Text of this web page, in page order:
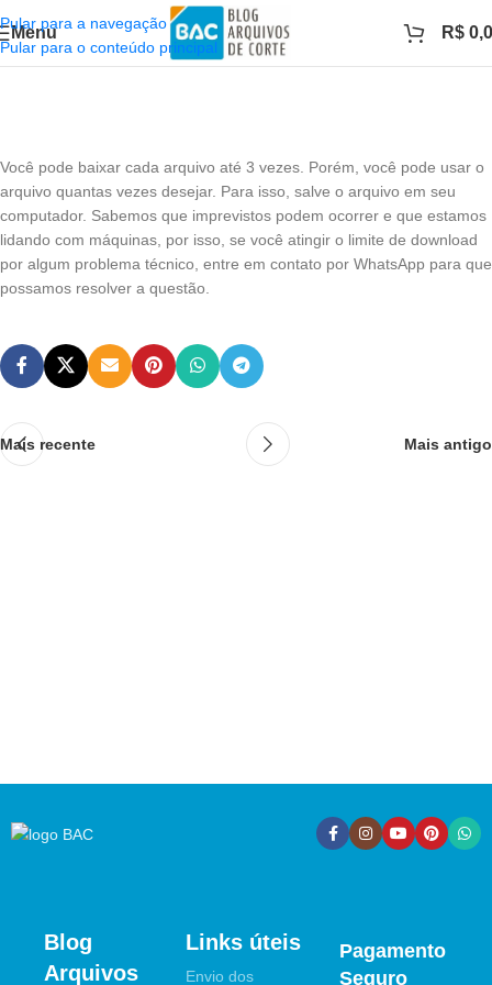
Pular para a navegação
Pular para o conteúdo principal
Menu R$
Você pode baixar cada arquivo até 3 vezes. Porém, você pode usar o
arquivo quantas vezes desejar. Para isso, salve o arquivo em seu
computador. Sabemos que imprevistos podem ocorrer e que estamos
lidando com máquinas, por isso, se você atingir o limite de download
por algum problema técnico, entre em contato por WhatsApp para que
possamos resolver a questão.
Mais recente Mais antigo
Blog
Arquivos
Links úteis
Envio dos
Pagamento
Seguro